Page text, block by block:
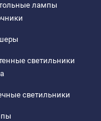
лампы
светильники
светильники